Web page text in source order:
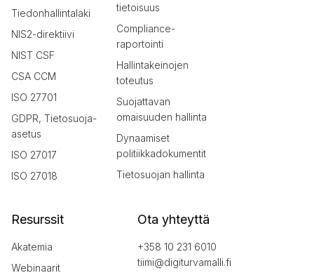
Tiedonhallintalaki
NIS2-direktiivi
NIST CSF
CSA CCM
ISO 27701
GDPR, Tietosuoja-
asetus
ISO 27017
ISO 27018
tietoisuus
Compliance-
raportointi
Hallintakeinojen
toteutus
Suojattavan
omaisuuden hallinta
Dynaamiset
politiikkadokumentit
Tietosuojan hallinta
Resurssit
Akatemia
Webinaarit
Ota yhteyttä
+358 10 231 6010
tiimi@digiturvamalli.fi